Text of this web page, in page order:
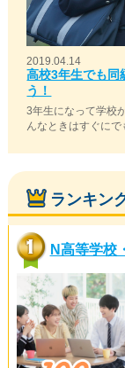
2019.04.14
高校3年生でも同
う！
3年生になって学校
んなときはすぐに
ランキン
N高等学校